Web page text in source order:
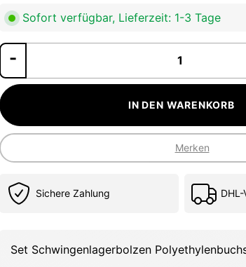
Sofort verfügbar, Lieferzeit: 1-3 Tage
IN DEN WARENKORB
Merken
Sichere Zahlung
Set Schwingenlagerbolzen